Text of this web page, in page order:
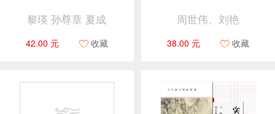
黎瑛 孙尊章 夏成
42.00 元 收藏
周世伟、刘艳
38.00 元 收藏